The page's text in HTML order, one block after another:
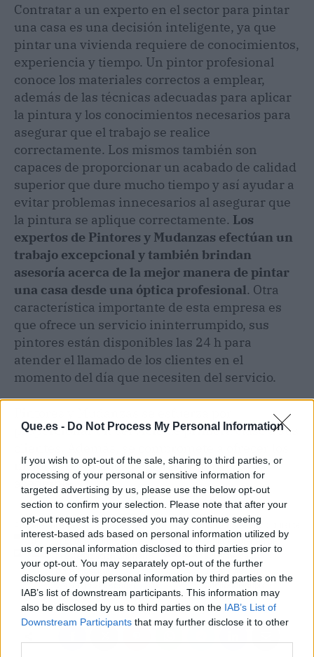
Que.es - Do Not Process My Personal Information
If you wish to opt-out of the sale, sharing to third parties, or
processing of your personal or sensitive information for
targeted advertising by us, please use the below opt-out
section to confirm your selection. Please note that after your
opt-out request is processed you may continue seeing
interest-based ads based on personal information utilized by
us or personal information disclosed to third parties prior to
your opt-out. You may separately opt-out of the further
disclosure of your personal information by third parties on the
IAB’s list of downstream participants. This information may
also be disclosed by us to third parties on the IAB’s List of
Downstream Participants that may further disclose it to other
Contratar a un experto en el sector para pintar
una casa es una decisión inteligente, ya que
pintar una vivienda requiere de conocimientos,
experiencia y tiempo. Un pintor profesional
conoce los materiales correctos a emplear,
además de las técnicas adecuadas para aplicar
la pintura y los conocimientos necesarios para
asegurar que el trabajo se realice
correctamente. Los mismos también son
capaces de proporcionar un acabado de calidad
superior que dure mucho tiempo y así ayudar a
evitar problemas innecesarios al asegurar que
la pintura se aplique correctamente. Los
expertos de Pintores y Mudanzas efectúan un
trabajo excepcional y también brindan
asesoría acerca de la mejor manera de pintar
una casa desde una óptica profesional. Otra
característica importante de esta empresa es
que ofrece un servicio ininterrumpido, sus
pintores están disponibles las 24 h para
atender el llamado de los clientes en el
momento del día que necesiten del servicio.
proporcionar un servicio de primera clase a sus
mejores resultados posibles a un precio
asequible.
Artículo anterior
Veterinario El Bosque
Artículo siguiente
supermercado,
Chollosdelsuper